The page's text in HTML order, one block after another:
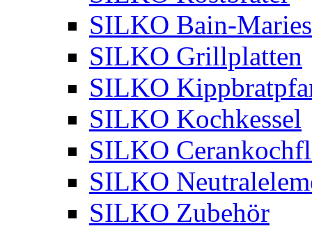
SILKO Bain-Maries
SILKO Grillplatten
SILKO
SILKO Kochkessel
SILKO
SILKO
SILKO Zubehör